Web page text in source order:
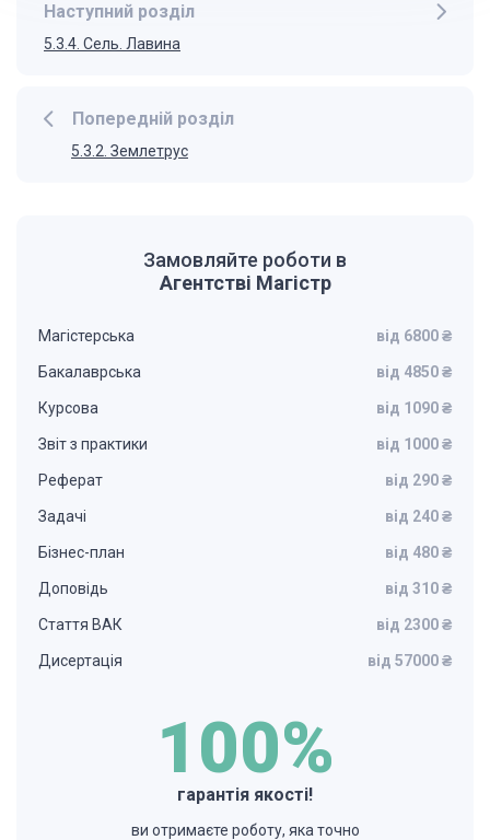
Попередній розділ
5.3.2. Землетрус
Наступний розділ
5.3.4. Сель. Лавина
Замовляйте роботи в
Агентстві Магістр
Магістерська від 6800 ₴
Бакалаврська від 4850 ₴
Курсова від 1090 ₴
Звіт з практики від 1000 ₴
Реферат від 290 ₴
Задачі від 240 ₴
Бізнес-план від 480 ₴
Доповідь від 310 ₴
Стаття ВАК від 2300 ₴
Дисертація від 57000 ₴
100%
гарантія якості!
ви отримаєте роботу, яка точно